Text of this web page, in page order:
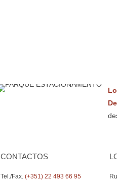
CONTACTOS
Tel./Fax. (+351) 22 493 66 95